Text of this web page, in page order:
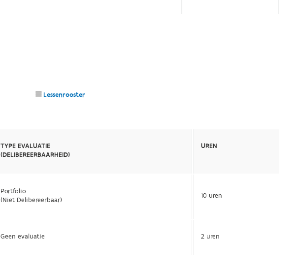
Lessenrooster
TYPE EVALUATIE
(DELIBEREERBAARHEID)
UREN
Portfolio
(Niet Delibereerbaar)
10 uren
Geen evaluatie 2 uren